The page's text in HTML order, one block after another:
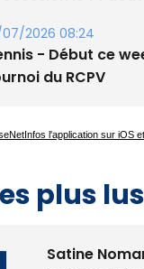
le 14 août
07/2026 08:24